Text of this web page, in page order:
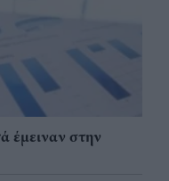
έμειναν στην